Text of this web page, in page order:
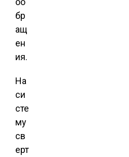
бр
ащ
ен
ия.
На
си
сте
му
св
ерт